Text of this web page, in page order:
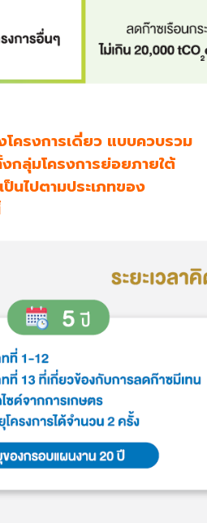
โครงการเดี่ยว แบบควบรวม
กลุ่มโครงการย่อยภายใต้
นไปตามประเภทของ